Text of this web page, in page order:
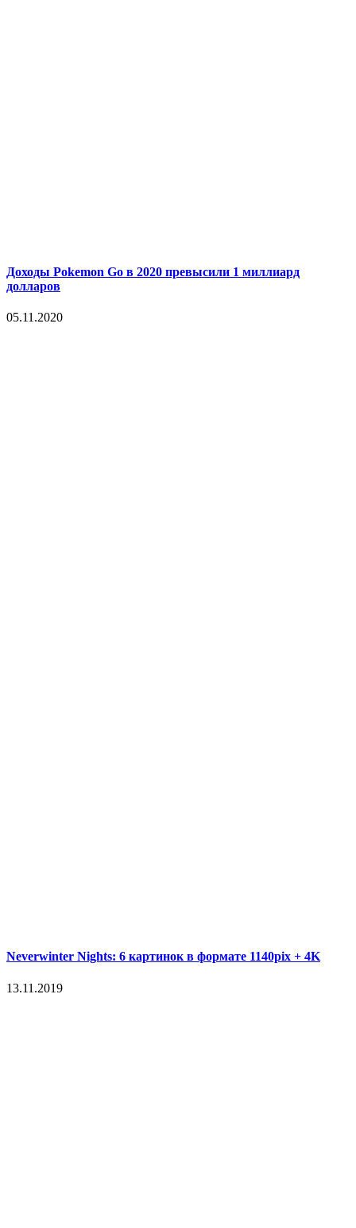
Доходы Pokemon Go в 2020 превысили 1 миллиард
долларов
05.11.2020
Neverwinter Nights: 6 картинок в формате 1140pix + 4K
13.11.2019